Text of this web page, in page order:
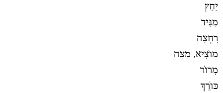
יַחַץ
מַגִּיד
רָחְצָה
מוֹצִיא, מַצָּה
מָרוֹר
כּוֹרֵךְ